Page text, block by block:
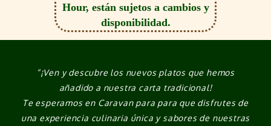
Hour, están sujetos a cambios y
disponibilidad.
“¡Ven y descubre los nuevos platos que hemos
añadido a nuestra carta tradicional!
Te esperamos en Caravan para para que disfrutes de
una experiencia culinaria única y sabores de nuestras